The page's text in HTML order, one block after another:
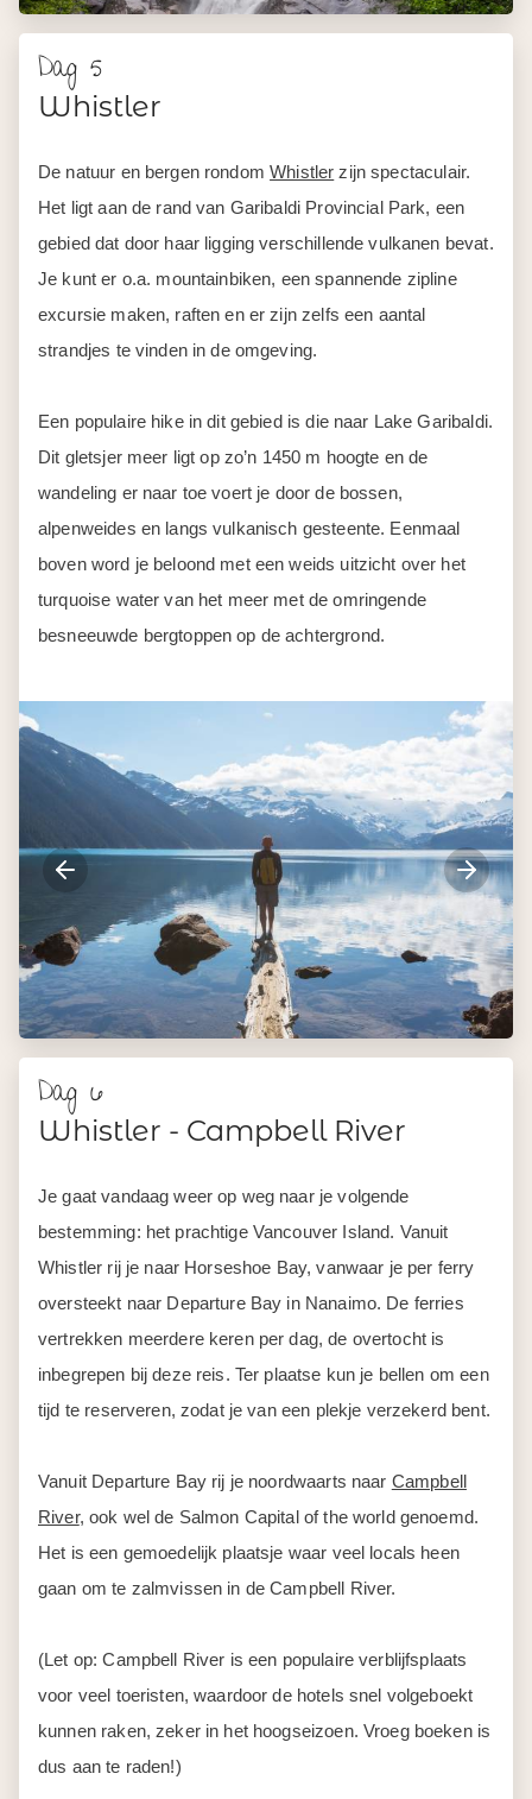
Dag 5
Whistler
De natuur en bergen rondomWhistler zijn spectaculair.
Het ligt aan de rand van Garibaldi Provincial Park, een
gebied dat door haar ligging verschillende vulkanen bevat.
Je kunt er o.a. mountainbiken, een spannende zipline
excursie maken, raften en er zijn zelfs een aantal
strandjes te vinden in de omgeving.
Een populaire hike in dit gebied is die naar Lake Garibaldi.
Dit gletsjer meer ligt op zo’n 1450 m hoogte en de
wandeling er naar toe voert je door de bossen,
alpenweides en langs vulkanisch gesteente. Eenmaal
boven word je beloond met een weids uitzicht over het
turquoise water van het meer met de omringende
besneeuwde bergtoppen op de achtergrond.
Dag 6
Whistler - Campbell River
Je gaat vandaag weer op weg naar je volgende
bestemming: het prachtige Vancouver Island. Vanuit
Whistler rij je naar Horseshoe Bay, vanwaar je per ferry
oversteekt naar Departure Bay in Nanaimo. De ferries
vertrekken meerdere keren per dag, de overtocht is
inbegrepen bij deze reis. Ter plaatse kun je bellen om een
tijd te reserveren, zodat je van een plekje verzekerd bent.
Vanuit Departure Bay rij je noordwaarts naar Campbell
River, ook wel de Salmon Capital of the world genoemd.
Het is een gemoedelijk plaatsje waar veel locals heen
gaan om te zalmvissen in de Campbell River.
(Let op: Campbell River is een populaire verblijfsplaats
voor veel toeristen, waardoor de hotels snel volgeboekt
kunnen raken, zeker in het hoogseizoen. Vroeg boeken is
dus aan te raden!)